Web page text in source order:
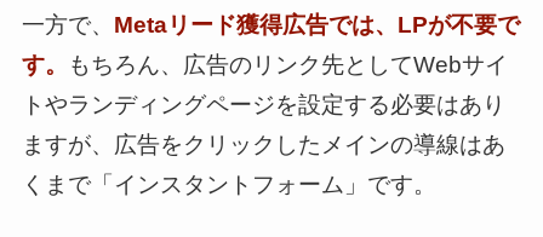
一方で、 Metaリード獲得広告では、LPが不要で
す。
もちろん、広告のリンク先としてWebサイ
トやランディングページを設定する必要はあり
ますが、広告をクリックしたメインの導線はあ
くまで「インスタントフォーム」です。